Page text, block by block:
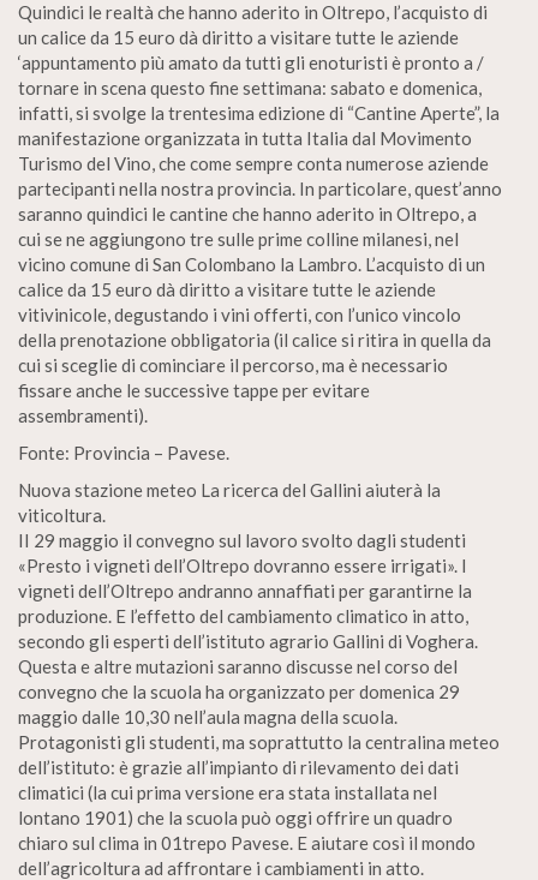
Quindici le realtà che hanno aderito in Oltrepo, l’acquisto di
un calice da 15 euro dà diritto a visitare tutte le aziende
‘appuntamento più amato da tutti gli enoturisti è pronto a /
tornare in scena questo fine settimana: sabato e domenica,
infatti, si svolge la trentesima edizione di “Cantine Aperte”, la
manifestazione organizzata in tutta Italia dal Movimento
Turismo del Vino, che come sempre conta numerose aziende
partecipanti nella nostra provincia. In particolare, quest’anno
saranno quindici le cantine che hanno aderito in Oltrepo, a
cui se ne aggiungono tre sulle prime colline milanesi, nel
vicino comune di San Colombano la Lambro. L’acquisto di un
calice da 15 euro dà diritto a visitare tutte le aziende
vitivinicole, degustando i vini offerti, con l’unico vincolo
della prenotazione obbligatoria (il calice si ritira in quella da
cui si sceglie di cominciare il percorso, ma è necessario
fissare anche le successive tappe per evitare
assembramenti).
Fonte: Provincia – Pavese.
Nuova stazione meteo La ricerca del Gallini aiuterà la
viticoltura.
II 29 maggio il convegno sul lavoro svolto dagli studenti
«Presto i vigneti dell’Oltrepo dovranno essere irrigati». I
vigneti dell’Oltrepo andranno annaffiati per garantirne la
produzione. E l’effetto del cambiamento climatico in atto,
secondo gli esperti dell’istituto agrario Gallini di Voghera.
Questa e altre mutazioni saranno discusse nel corso del
convegno che la scuola ha organizzato per domenica 29
maggio dalle 10,30 nell’aula magna della scuola.
Protagonisti gli studenti, ma soprattutto la centralina meteo
dell’istituto: è grazie all’impianto di rilevamento dei dati
climatici (la cui prima versione era stata installata nel
lontano 1901) che la scuola può oggi offrire un quadro
chiaro sul clima in 01trepo Pavese. E aiutare così il mondo
dell’agricoltura ad affrontare i cambiamenti in atto.